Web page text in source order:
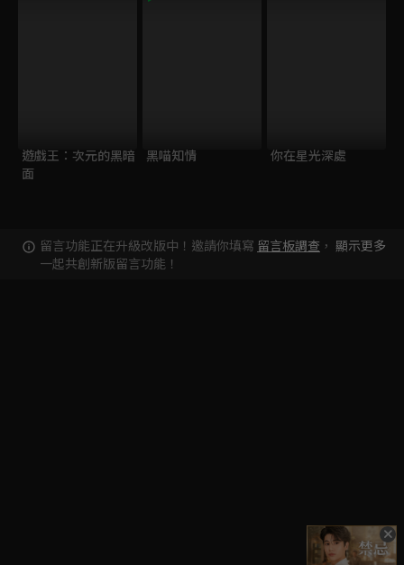
遊戲王：次元的黑暗
面
黑喵知情 你在星光深處
留言功能正在升級改版中！邀請你填寫 留言板調查 ，
一起共創新版留言功能！
顯示更多